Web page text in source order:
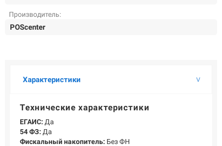
Подробнее о компании «POScenter» - одном из лидеров в сфере
производства кассового и весового оборудования.
Самая актуальная и необходимая информация о нововведениях и
технической составляющей ассортимента «POScenter».
НОВОСТИ ЖУРНАЛ КОНФЕРЕНЦИИ
Производитель:
POScenter
Характеристики
Технические характеристики
ЕГАИС: Да
54 ФЗ: Да
Фискальный накопитель: Без ФН